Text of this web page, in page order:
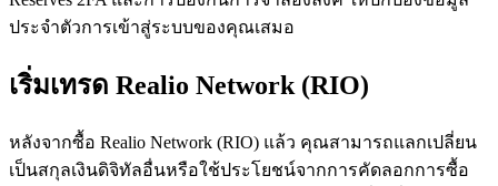
ประจำตัวการเข้าสู่ระบบของคุณเสมอ
เริ่มเทรด Realio Network (RIO)
หลังจากซื้อ Realio Network (RIO) แล้ว คุณสามารถแลกเปลี่ยน
เป็นสกุลเงินดิจิทัลอื่นหรือใช้ประโยชน์จากการคัดลอกการซื้อ